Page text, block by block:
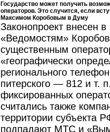
Государство может получить
операторов. Это случится, если
Максимом Коробовым в Думу
Законопроект внесен
«Ведомостям»
существенным
«географически
регионального
питерского — 812 и т.
фиксированных
считались также
территории субъекта
подпадают МТС и